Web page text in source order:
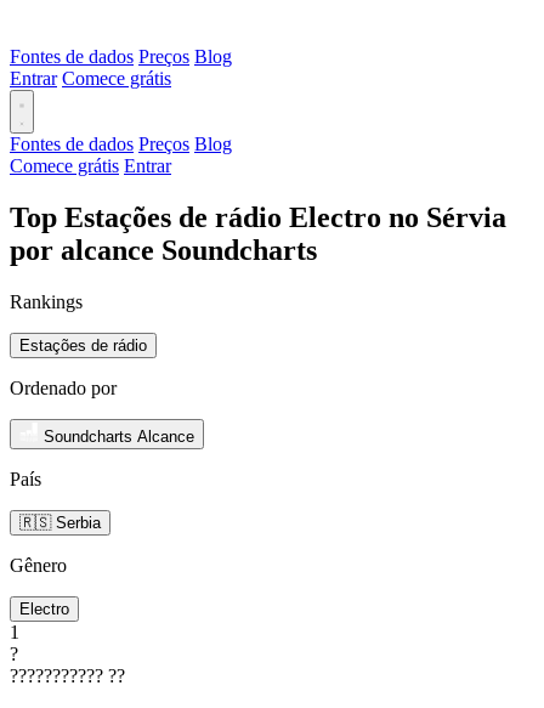
Fontes de dados Preços Blog
Entrar Comece grátis
Fontes de dados Preços Blog
Comece grátis Entrar
Top Estações de rádio Electro no Sérvia
por alcance Soundcharts
Rankings
Estações de rádio
Ordenado por
Soundcharts Alcance
País
🇷🇸 Serbia
Gênero
Electro
1
?
??????????? ??